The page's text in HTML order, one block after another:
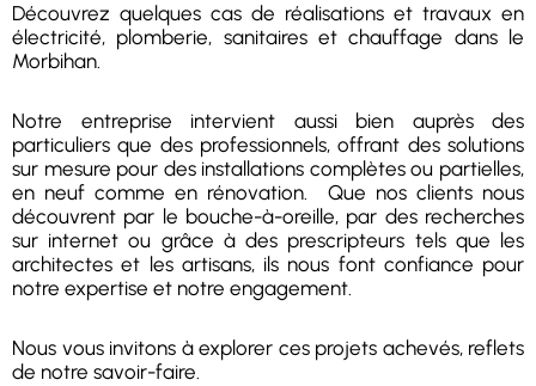
Découvrez quelques cas de réalisations et travaux en
électricité, plomberie, sanitaires et chauffage dans le
Morbihan.
Notre entreprise intervient aussi bien auprès des
particuliers que des professionnels, offrant des solutions
sur mesure pour des installations complètes ou partielles,
en neuf comme en rénovation. Que nos clients nous
découvrent par le bouche-à-oreille, par des recherches
sur internet ou grâce à des prescripteurs tels que les
architectes et les artisans, ils nous font confiance pour
notre expertise et notre engagement.
Nous vous invitons à explorer ces projets achevés, reflets
de notre savoir-faire.